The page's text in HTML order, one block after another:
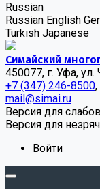
Russian
Russian English
Turkish Japanese
Симайский
450077, г. Уфа,
+7 (347) 246-8500,
mail@simai.ru
Версия для
Версия для
Войти